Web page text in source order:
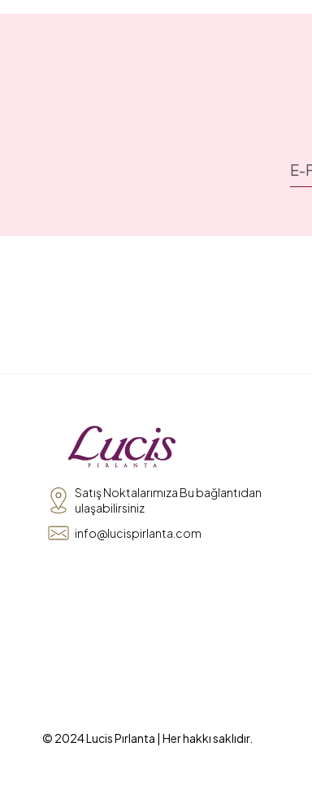
Satış Noktalarımıza Bu bağlantıdan
ulaşabilirsiniz
info@lucispirlanta.com
© 2024 Lucis Pırlanta | Her hakkı saklıdır.